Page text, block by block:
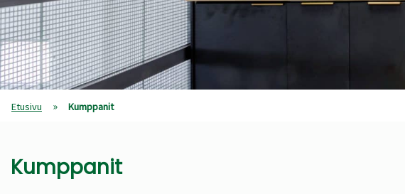
Etusivu » Kumppanit
Kumppanit